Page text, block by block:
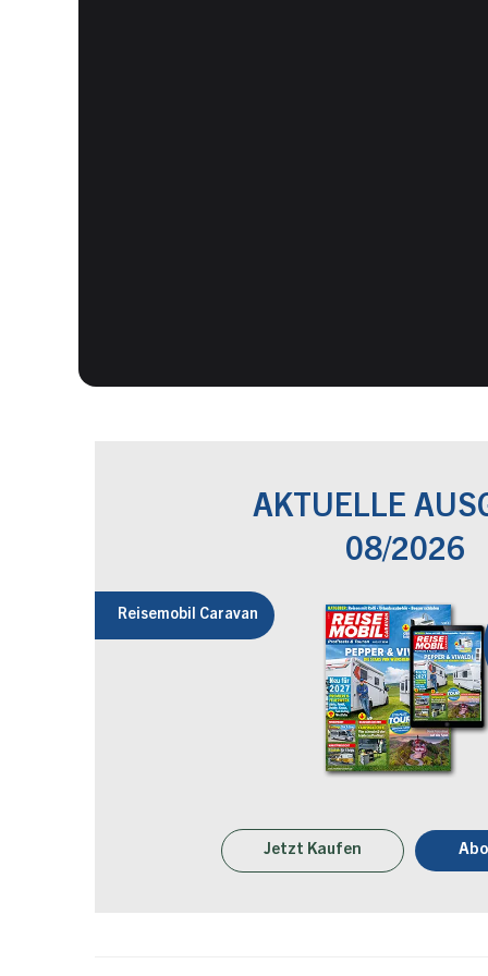
AKTUELLE
08/2026
Reisemobil Caravan
Jetzt Kaufen